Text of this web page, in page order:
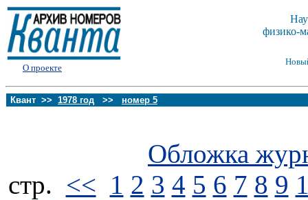
О проекте
физико-
Квант >> 1978 год >> номер 5
Обложка
стp. << 1 2 3 4 5 6 7 8 9